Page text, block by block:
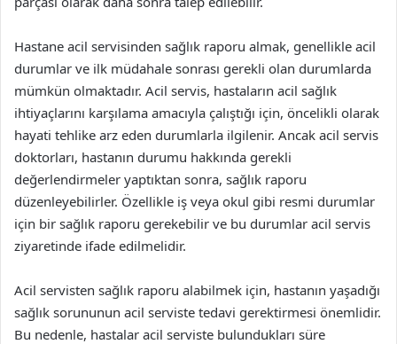
Hastane acil servisinden sağlık raporu almak, genellikle acil
durumlar ve ilk müdahale sonrası gerekli olan durumlarda
mümkün olmaktadır. Acil servis, hastaların acil sağlık
ihtiyaçlarını karşılama amacıyla çalıştığı için, öncelikli olarak
hayati tehlike arz eden durumlarla ilgilenir. Ancak acil servis
doktorları, hastanın durumu hakkında gerekli
değerlendirmeler yaptıktan sonra, sağlık raporu
düzenleyebilirler. Özellikle iş veya okul gibi resmi durumlar
için bir sağlık raporu gerekebilir ve bu durumlar acil servis
ziyaretinde ifade edilmelidir.
Acil servisten sağlık raporu alabilmek için, hastanın yaşadığı
sağlık sorununun acil serviste tedavi gerektirmesi önemlidir.
Bu nedenle, hastalar acil serviste bulundukları süre